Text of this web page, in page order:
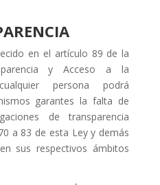
en el artículo 89 de la
y Acceso a la
persona podrá
garantes la falta de
de transparencia
a 83 de esta Ley y demás
sus respectivos ámbitos